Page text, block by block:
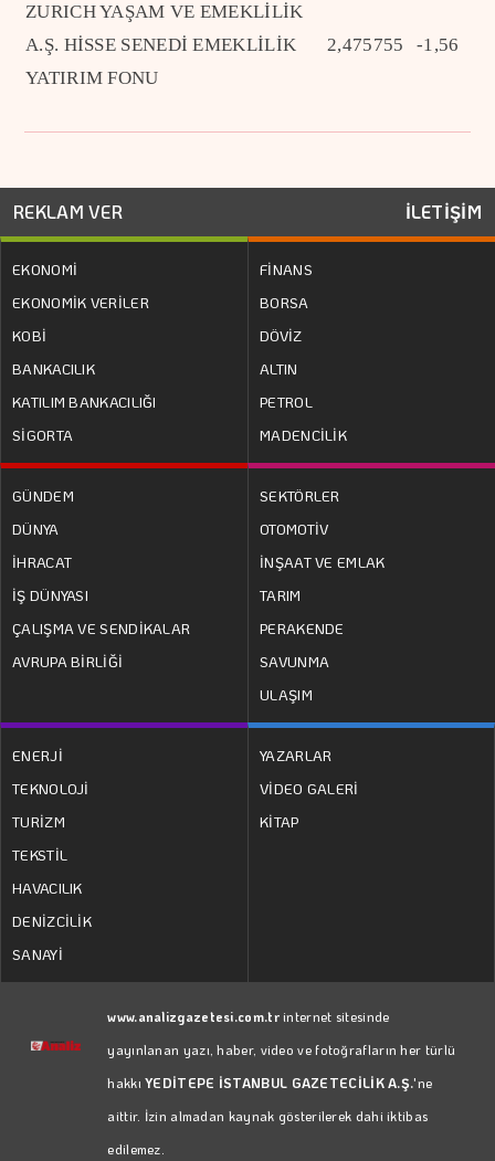
ZURICH YAŞAM VE EMEKLİLİK
A.Ş. HİSSE SENEDİ EMEKLİLİK
YATIRIM FONU
2,475755 -1,56
REKLAM VER İLETİŞİM
EKONOMİ
EKONOMİK VERİLER
KOBİ
BANKACILIK
KATILIM BANKACILIĞI
SİGORTA
FİNANS
BORSA
DÖVİZ
ALTIN
PETROL
MADENCİLİK
GÜNDEM
DÜNYA
İHRACAT
İŞ DÜNYASI
ÇALIŞMA VE SENDİKALAR
AVRUPA BİRLİĞİ
SEKTÖRLER
OTOMOTİV
İNŞAAT VE EMLAK
TARIM
PERAKENDE
SAVUNMA
ULAŞIM
ENERJİ
TEKNOLOJİ
TURİZM
TEKSTİL
HAVACILIK
DENİZCİLİK
SANAYİ
YAZARLAR
VİDEO GALERİ
KİTAP
www.analizgazetesi.com.trinternet sitesinde
yayınlanan yazı, haber, video ve fotoğrafların her türlü
hakkıYEDİTEPE İSTANBUL GAZETECİLİK A.Ş.'ne
aittir. İzin almadan kaynak gösterilerek dahi iktibas
edilemez.